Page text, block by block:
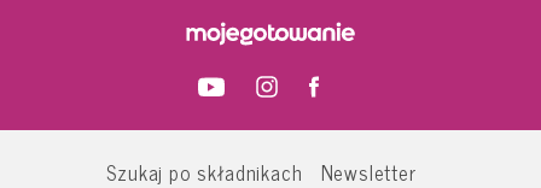
Szukaj po składnikach
Newsletter